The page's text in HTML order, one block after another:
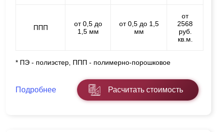
ППП
от 0,5 до
1,5 мм
от 0,5 до 1,5
мм
от
2568
руб.
кв.м.
* ПЭ - полиэстер, ППП - полимерно-порошковое
Подробнее Расчитать стоимость